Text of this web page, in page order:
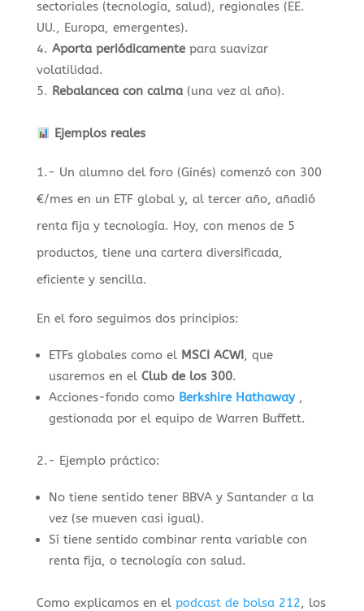
sectoriales (tecnología, salud), regionales (EE.
UU., Europa, emergentes).
Aporta periódicamentepara suavizar
volatilidad.
Rebalancea con calma(una vez al año).
Ejemplos reales
1.- Un alumno del foro (Ginés) comenzó con 300
€/mes en un ETF global y, al tercer año, añadió
renta fija y tecnología. Hoy, con menos de 5
productos, tiene una cartera diversificada,
eficiente y sencilla.
En el foro seguimos dos principios:
ETFs globales como el MSCI ACWI, que
usaremos en el Club de los 300.
Acciones-fondo como Berkshire Hathaway,
gestionada por el equipo de Warren Buffett.
2.- Ejemplo práctico:
No tiene sentido tener BBVA y Santander a la
vez (se mueven casi igual).
Sí tiene sentido combinar renta variable con
renta fija, o tecnología con salud.
Como explicamos en el podcast de bolsa 212, los